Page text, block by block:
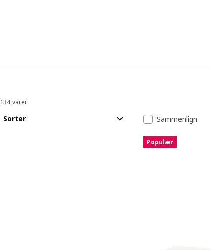
Sorter og filtrer
134 varer
Sorter Resultatliste
Sammenlign
Populær